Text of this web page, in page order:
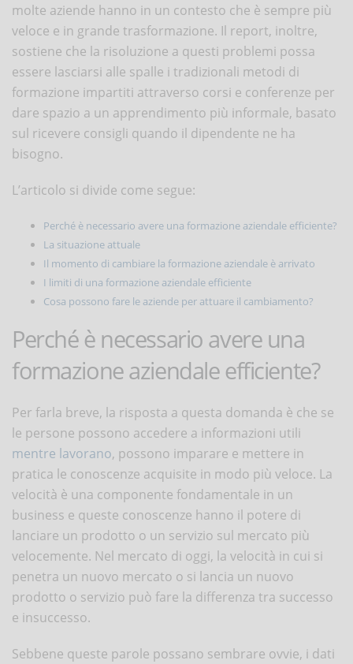
molte aziende hanno in un contesto che è sempre più
veloce e in grande trasformazione. Il report, inoltre,
sostiene che la risoluzione a questi problemi possa
essere lasciarsi alle spalle i tradizionali metodi di
formazione impartiti attraverso corsi e conferenze per
dare spazio a un apprendimento più informale, basato
sul ricevere consigli quando il dipendente ne ha
bisogno.
L’articolo si divide come segue:
Perché è necessario avere una formazione aziendale efficiente?
La situazione attuale
Il momento di cambiare la formazione aziendale è arrivato
I limiti di una formazione aziendale efficiente
Cosa possono fare le aziende per attuare il cambiamento?
Perché è necessario avere una
formazione aziendale efficiente?
Per farla breve, la risposta a questa domanda è che se
le persone possono accedere a informazioni utili
mentre lavorano, possono imparare e mettere in
pratica le conoscenze acquisite in modo più veloce. La
velocità è una componente fondamentale in un
business e queste conoscenze hanno il potere di
lanciare un prodotto o un servizio sul mercato più
velocemente. Nel mercato di oggi, la velocità in cui si
penetra un nuovo mercato o si lancia un nuovo
prodotto o servizio può fare la differenza tra successo
e insuccesso.
Sebbene queste parole possano sembrare ovvie, i dati